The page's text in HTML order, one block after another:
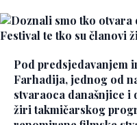
Pod predsjedavanjem
Farhadija, jednog od
stvaraoca današnjice
žiri takmičarskog